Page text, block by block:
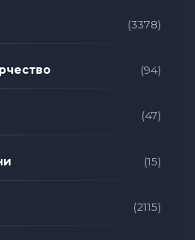
(3378)
(94)
(47)
(15)
(2115)